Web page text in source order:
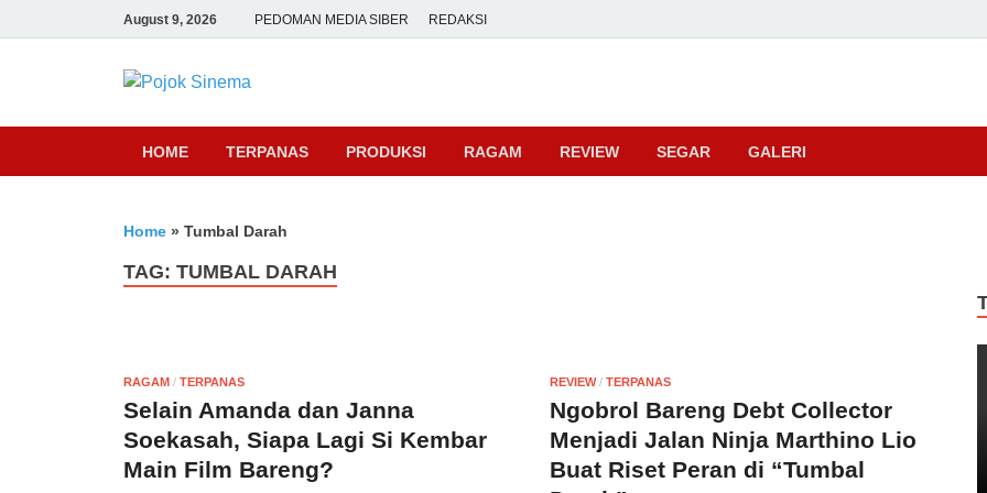
August 9, 2026 PEDOMAN MEDIA SIBER REDAKSI
Pojok Sinema
HOME TERPANAS PRODUKSI RAGAM REVIEW SEGAR GALERI
Home » Tumbal Darah
TAG: TUMBAL DARAH
RAGAM / TERPANAS
Selain Amanda dan Janna
Soekasah, Siapa Lagi Si Kembar
Main Film Bareng?
REVIEW/ TERPANAS
Ngobrol Bareng Debt Collector
Menjadi Jalan Ninja Marthino Lio
Buat Riset Peran di “Tumbal